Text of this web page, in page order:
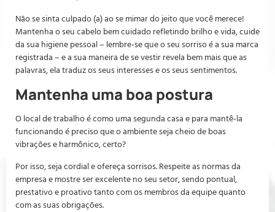
Não se sinta culpado (a) ao se mimar do jeito que você merece!
Mantenha o seu cabelo bem cuidado refletindo brilho e vida, cuide
da sua higiene pessoal – lembre-se que o seu sorriso é a sua marca
registrada – e a sua maneira de se vestir revela bem mais que as
palavras, ela traduz os seus interesses e os seus sentimentos.
Mantenha uma boa postura
O local de trabalho é como uma segunda casa e para mantê-la
funcionando é preciso que o ambiente seja cheio de boas
vibrações e harmônico, certo?
Por isso, seja cordial e ofereça sorrisos. Respeite as normas da
empresa e mostre ser excelente no seu setor, sendo pontual,
prestativo e proativo tanto com os membros da equipe quanto
com as suas obrigações.